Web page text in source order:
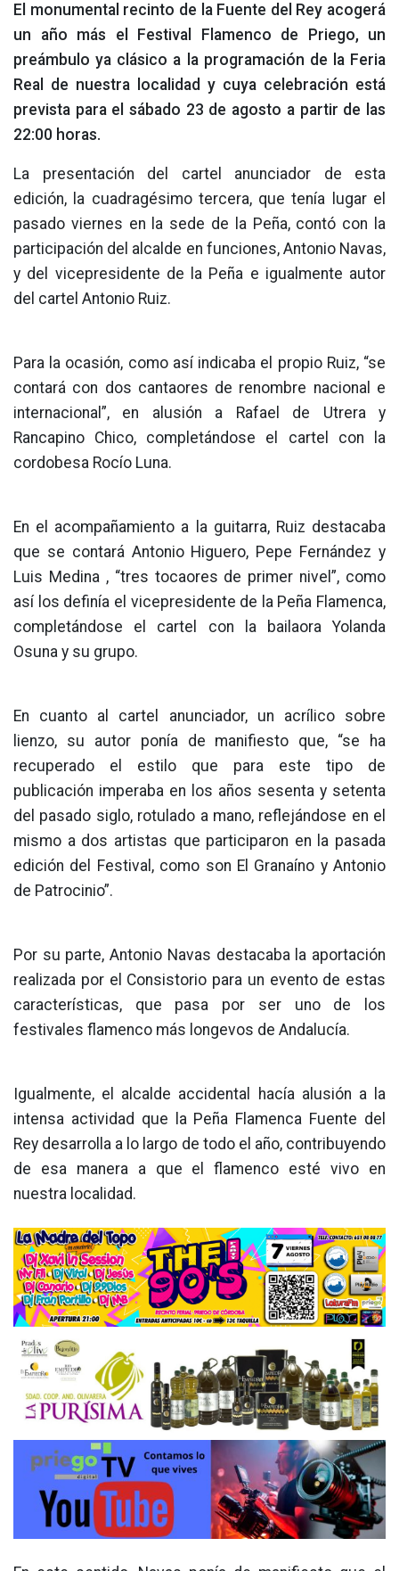
El monumental recinto de la Fuente del Rey acogerá
un año más el Festival Flamenco de Priego, un
preámbulo ya clásico a la programación de la Feria
Real de nuestra localidad y cuya celebración está
prevista para el sábado 23 de agosto a partir de las
22:00 horas.
La presentación del cartel anunciador de esta
edición, la cuadragésimo tercera, que tenía lugar el
pasado viernes en la sede de la Peña, contó con la
participación del alcalde en funciones, Antonio Navas,
y del vicepresidente de la Peña e igualmente autor
del cartel Antonio Ruiz.
Para la ocasión, como así indicaba el propio Ruiz, “se
contará con dos cantaores de renombre nacional e
internacional”, en alusión a Rafael de Utrera y
Rancapino Chico, completándose el cartel con la
cordobesa Rocío Luna.
En el acompañamiento a la guitarra, Ruiz destacaba
que se contará Antonio Higuero, Pepe Fernández y
Luis Medina , “tres tocaores de primer nivel”, como
así los definía el vicepresidente de la Peña Flamenca,
completándose el cartel con la bailaora Yolanda
Osuna y su grupo.
En cuanto al cartel anunciador, un acrílico sobre
lienzo, su autor ponía de manifiesto que, “se ha
recuperado el estilo que para este tipo de
publicación imperaba en los años sesenta y setenta
del pasado siglo, rotulado a mano, reflejándose en el
mismo a dos artistas que participaron en la pasada
edición del Festival, como son El Granaíno y Antonio
de Patrocinio”.
Por su parte, Antonio Navas destacaba la aportación
realizada por el Consistorio para un evento de estas
características, que pasa por ser uno de los
festivales flamenco más longevos de Andalucía.
Igualmente, el alcalde accidental hacía alusión a la
intensa actividad que la Peña Flamenca Fuente del
Rey desarrolla a lo largo de todo el año, contribuyendo
de esa manera a que el flamenco esté vivo en
nuestra localidad.